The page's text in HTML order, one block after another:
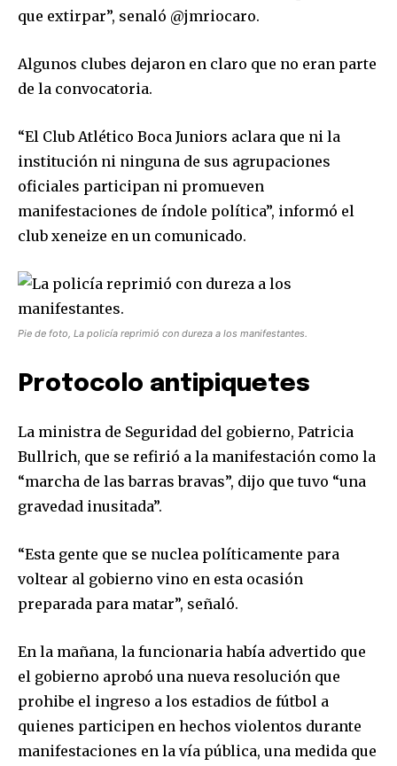
que extirpar”, senaló @jmriocaro.
Algunos clubes dejaron en claro que no eran parte
de la convocatoria.
“El Club Atlético Boca Juniors aclara que ni la
institución ni ninguna de sus agrupaciones
oficiales participan ni promueven
manifestaciones de índole política”, informó el
club xeneize en un comunicado.
Pie de foto, La policía reprimió con dureza a los manifestantes.
Protocolo antipiquetes
La ministra de Seguridad del gobierno, Patricia
Bullrich, que se refirió a la manifestación como la
“marcha de las barras bravas”, dijo que tuvo “una
gravedad inusitada”.
“Esta gente que se nuclea políticamente para
voltear al gobierno vino en esta ocasión
preparada para matar”, señaló.
En la mañana, la funcionaria había advertido que
el gobierno aprobó una nueva resolución que
prohibe el ingreso a los estadios de fútbol a
quienes participen en hechos violentos durante
manifestaciones en la vía pública, una medida que